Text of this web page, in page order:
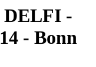
DELFI -
- Bonn